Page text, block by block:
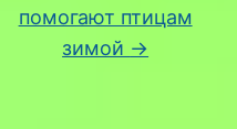
помогают птицам
зимой →